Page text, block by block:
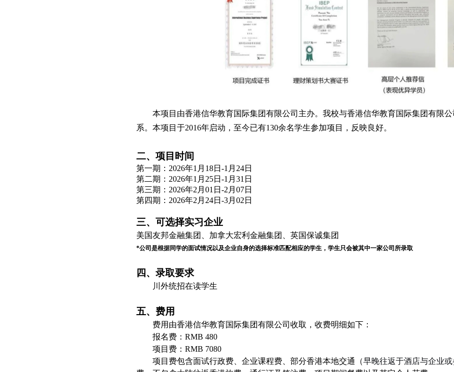
本项目由香港信华教育国际集团有限公司主办。我校与香港信华教育国际集团有限
系。本项目于2016年启动，至今已有130余名学生参加项目，反映良好。
二、项目时间
第一期： 2026年1月18日-1月24日
第二期： 2026年1月25日-1月31日
第三期： 2026年2月01日-2月07日
第四期： 2026年2月24日-3月02日
三、可选择实习企业
美国友邦金融集团、加拿大宏利金融集团、英国保诚集团
*公司是根据同学的面试情况以及企业自身的选择标准匹配相应的学生，学生只会被其中一家公司所录取
四、录取要求
川外统招在读学生
五、费用
费用由香港信华教育国际集团有限公司收取，收费明细如下：
报名费： RMB 480
项目费： RMB 7080
项目费包含面试行政费、企业课程费、部分香港本地交通（早晚往返于酒店与企业